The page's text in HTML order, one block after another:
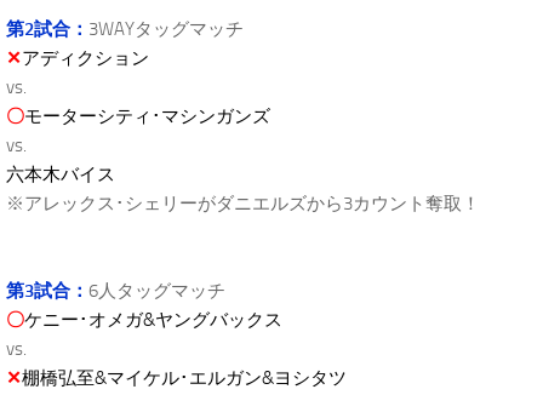
第2試合： 3WAYタッグマッチ
✕アディクション
vs.
〇モーターシティ･マシンガンズ
vs.
六本木バイス
※アレックス･シェリーがダニエルズから3カウント奪取！
第3試合： 6人タッグマッチ
〇ケニー･オメガ&ヤングバックス
vs.
✕棚橋弘至&マイケル･エルガン&ヨシタツ